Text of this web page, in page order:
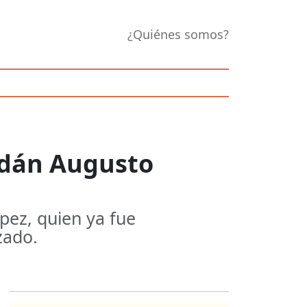
¿Quiénes somos?
Augusto
quien ya fue